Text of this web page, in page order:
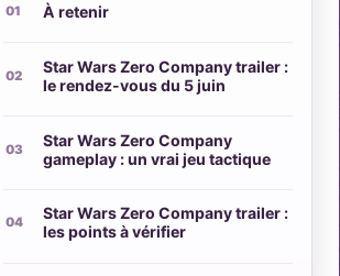
À retenir
Star Wars Zero Company trailer :
le rendez-vous du 5 juin
Star Wars Zero Company
gameplay : un vrai jeu tactique
Star Wars Zero Company trailer :
les points à vérifier